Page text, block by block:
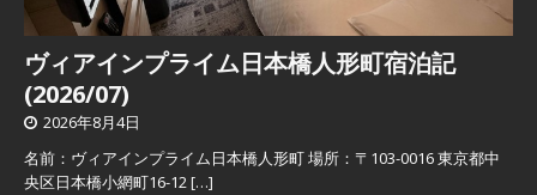
ヴィアインプライム日本橋人形町宿泊記
(2026/07)
2026年8月4日
名前：ヴィアインプライム日本橋人形町 場所：〒103-0016 東京都中
央区日本橋小網町16-12[…]